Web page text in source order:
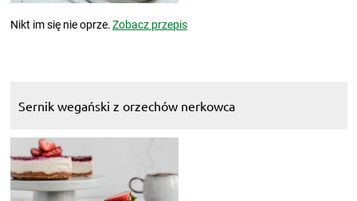
Nikt im się nie oprze.Zobacz przepis
Sernik wegański z orzechów nerkowca